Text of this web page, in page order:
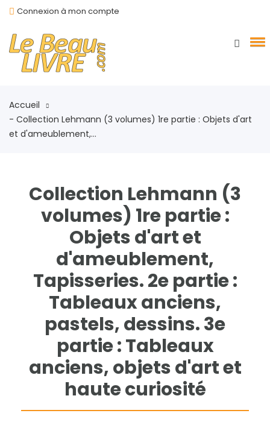
Connexion à mon compte
Accueil
- Collection Lehmann (3 volumes) 1re partie : Objets d'art
et d'ameublement,...
Collection Lehmann (3
volumes) 1re partie :
Objets d'art et
d'ameublement,
Tapisseries. 2e partie :
Tableaux anciens,
pastels, dessins. 3e
partie : Tableaux
anciens, objets d'art et
haute curiosité